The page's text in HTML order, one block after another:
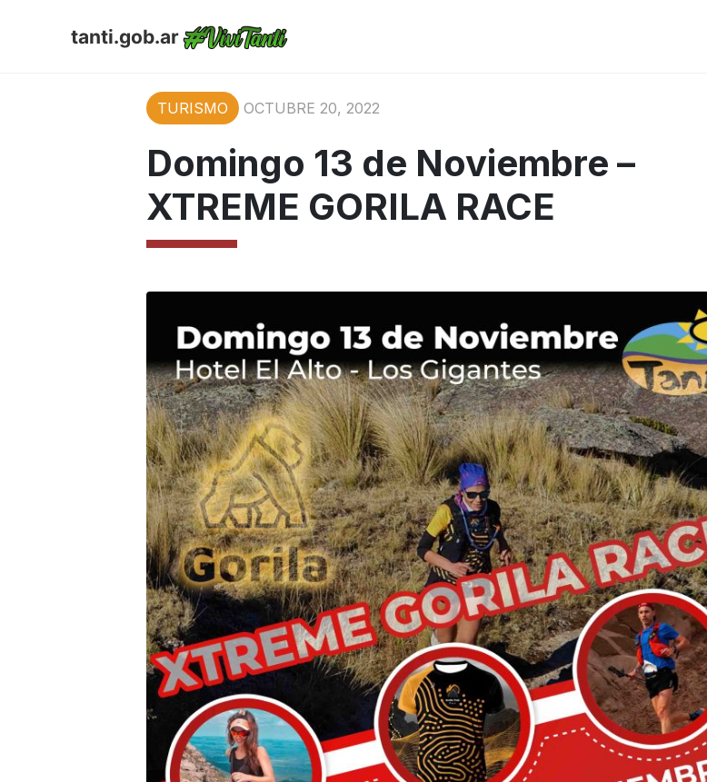
tanti.gob.ar
TURISMO OCTUBRE 20, 2022
Domingo 13 de Noviembre –
XTREME GORILA RACE